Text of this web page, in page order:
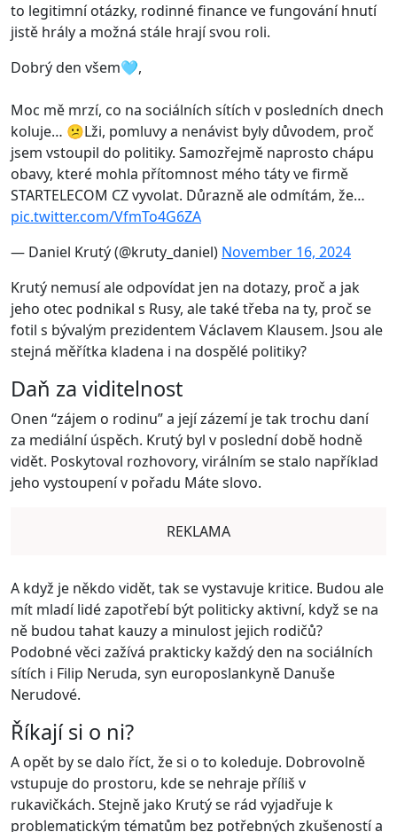
to legitimní otázky, rodinné finance ve fungování hnutí
jistě hrály a možná stále hrají svou roli.
Dobrý den všem🩵,
Moc mě mrzí, co na sociálních sítích v posledních dnech
koluje… 😕Lži, pomluvy a nenávist byly důvodem, proč
jsem vstoupil do politiky. Samozřejmě naprosto chápu
obavy, které mohla přítomnost mého táty ve firmě
STARTELECOM CZ vyvolat. Důrazně ale odmítám, že…
pic.twitter.com/VfmTo4G6ZA
— Daniel Krutý (@kruty_daniel) November 16, 2024
Krutý nemusí ale odpovídat jen na dotazy, proč a jak
jeho otec podnikal s Rusy, ale také třeba na ty, proč se
fotil s bývalým prezidentem Václavem Klausem. Jsou ale
stejná měřítka kladena i na dospělé politiky?
Daň za viditelnost
Onen “zájem o rodinu” a její zázemí je tak trochu daní
za mediální úspěch. Krutý byl v poslední době hodně
vidět. Poskytoval rozhovory, virálním se stalo například
jeho vystoupení v pořadu Máte slovo.
REKLAMA
A když je někdo vidět, tak se vystavuje kritice. Budou ale
mít mladí lidé zapotřebí být politicky aktivní, když se na
ně budou tahat kauzy a minulost jejich rodičů?
Podobné věci zažívá prakticky každý den na sociálních
sítích i Filip Neruda, syn europoslankyně Danuše
Nerudové.
Říkají si o ni?
A opět by se dalo říct, že si o to koleduje. Dobrovolně
vstupuje do prostoru, kde se nehraje příliš v
rukavičkách. Stejně jako Krutý se rád vyjadřuje k
problematickým tématům bez potřebných zkušeností a